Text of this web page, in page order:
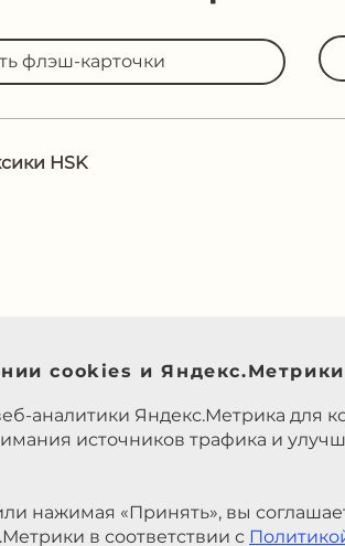
флэш-карточки
HSK
cookies и Яндекс.Метрики
аналитики Яндекс.Метрика для
источников трафика и
нажимая «Принять», вы
в соответствии с